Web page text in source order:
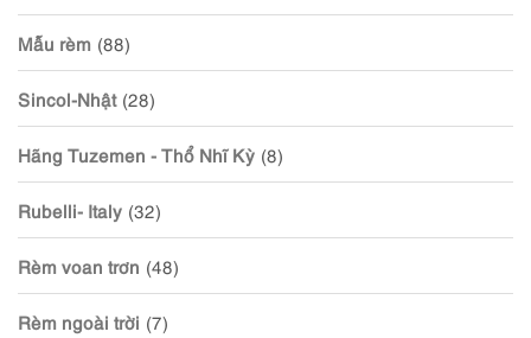
Mẫu rèm (88)
Sincol-Nhật (28)
Hãng Tuzemen - Thổ Nhĩ Kỳ (8)
Rubelli- Italy (32)
Rèm voan trơn (48)
Rèm ngoài trời (7)